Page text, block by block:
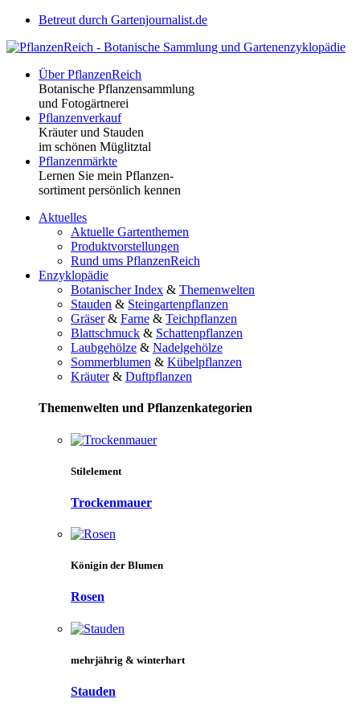
Betreut durch Gartenjournalist.de
Über PflanzenReich
Botanische Pflanzensammlung
und Fotogärtnerei
Pflanzenverkauf
Kräuter und Stauden
im schönen Müglitztal
Pflanzenmärkte
Lernen Sie mein Pflanzen-
sortiment persönlich kennen
Aktuelles
Aktuelle Gartenthemen
Produktvorstellungen
Rund ums PflanzenReich
Enzyklopädie
Botanischer Index & Themenwelten
Stauden & Steingartenpflanzen
Gräser& Farne & Teichpflanzen
Blattschmuck & Schattenpflanzen
Laubgehölze & Nadelgehölze
Sommerblumen & Kübelpflanzen
Kräuter& Duftpflanzen
Themenwelten und Pflanzenkategorien
Stilelement
Trockenmauer
Königin der Blumen
Rosen
mehrjährig & winterhart
Stauden